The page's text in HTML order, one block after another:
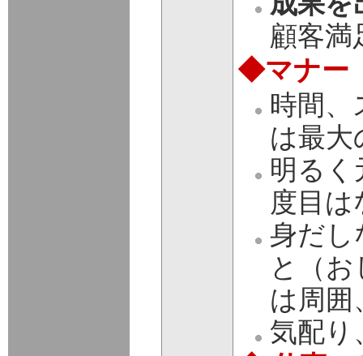
顧客満
◆マナー
時間、
は最大
明るく
度目は
身だし
と（
は周囲
気配り